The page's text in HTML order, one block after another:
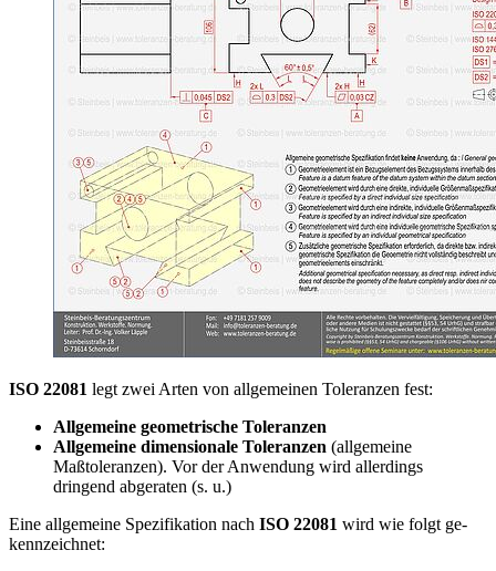
ISO 22081 legt zwei Arten von allge­mei­nen Toleranzen fest:
Allgemeine geometrische Toleranzen
Allgemeine dimensionale Toleranzen (allge­meine
Maßtoleranzen). Vor der Anwendung wird allerdings
dringend abgeraten (s. u.)
Eine allgemeine Spezifikation nach ISO 22081 wird wie folgt ge­
kennzeichnet: